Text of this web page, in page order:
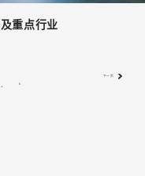
重点行业
6
下一页